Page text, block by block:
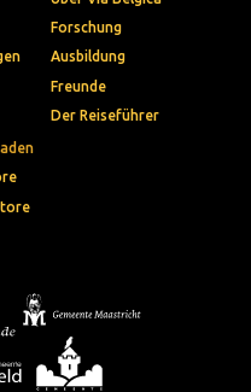
Forschung
Ausbildung
Freunde
Der Reiseführer